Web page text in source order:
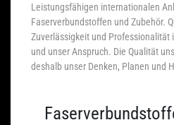
Leistungsfähigen internationalen
Faserverbundstoffen und Zubehör.
Zuverlässigkeit und Professionalität
und unser Anspruch. Die Qualität
deshalb unser Denken, Planen und